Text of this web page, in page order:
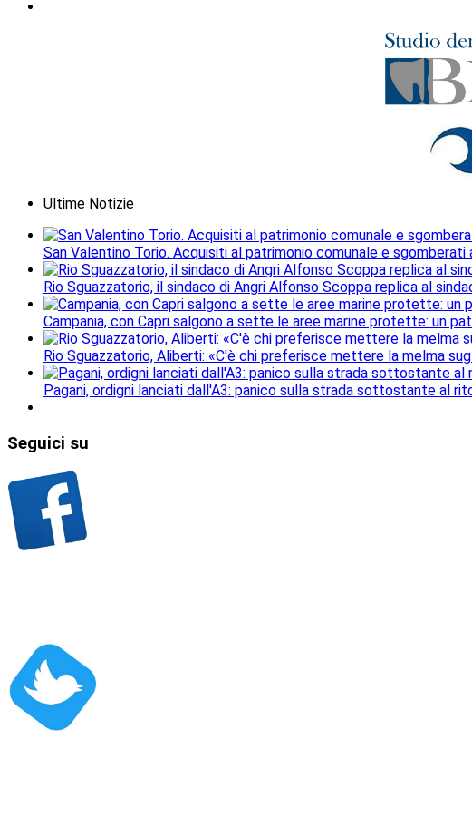
Ultime Notizie
San Valentino Torio. Acquisiti al patrimonio comunale e
Rio Sguazzatorio, il sindaco di Angri Alfonso Scoppa replica al
Campania, con Capri salgono a sette le aree marine protette: un
Rio Sguazzatorio, Aliberti: «C'è chi preferisce mettere la melma
Pagani, ordigni lanciati dall'A3: panico sulla strada sottostante al
Seguici su